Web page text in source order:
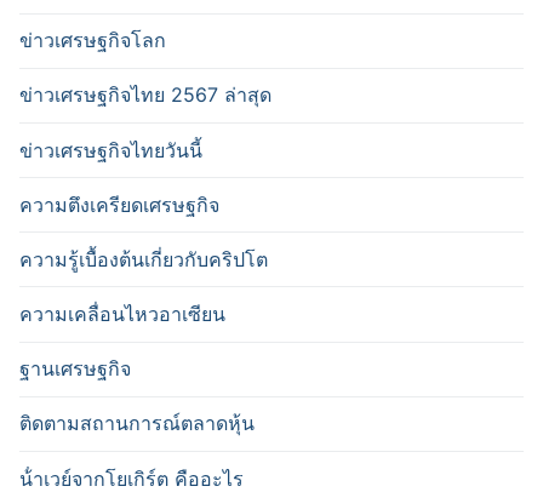
ข่าวเศรษฐกิจโลก
ข่าวเศรษฐกิจไทย 2567 ล่าสุด
ข่าวเศรษฐกิจไทยวันนี้
ความตึงเครียดเศรษฐกิจ
ความรู้เบื้องต้นเกี่ยวกับคริปโต
ความเคลื่อนไหวอาเซียน
ฐานเศรษฐกิจ
ติดตามสถานการณ์ตลาดหุ้น
น้ําเวย์จากโยเกิร์ต คืออะไร